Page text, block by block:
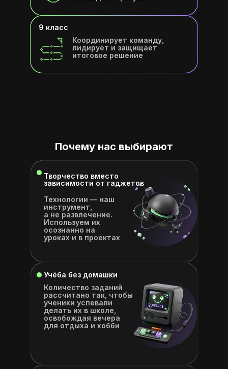
9 класс
Координирует команду,
лидирует и защищает
итоговое решение
Почему нас выбирают
Творчество вместо
зависимости от гаджетов
Технологии — наш
инструмент,
а не развлечение.
Используем их
осознанно на
уроках и в проектах
Учёба без домашки
Количество заданий
рассчитано так, чтобы
ученики успевали
делать их в школе,
освобождая вечера
для отдыха и хобби